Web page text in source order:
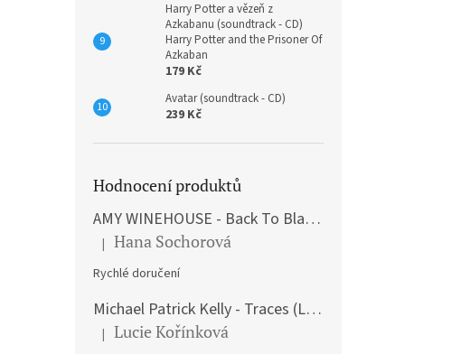
Harry Potter a vězeň z
Azkabanu (soundtrack - CD)
Harry Potter and the Prisoner Of
Azkaban
179 Kč
Avatar (soundtrack - CD)
239 Kč
Hodnocení produktů
AMY WINEHOUSE - Back To Black (LP)
Hodnocení produktu je 5 z 5 hvězdiček.
| Hana Sochorová
Rychlé doručení
Michael Patrick Kelly - Traces (Limited Edition) (Premium Box-Set) (LP)
Hodnocení produktu je 5 z 5 hvězdiček.
| Lucie Kořínková